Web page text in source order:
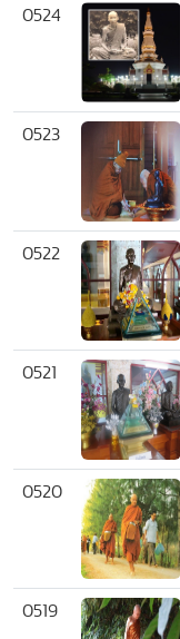
0524
0523
0522
0521
0520
0519